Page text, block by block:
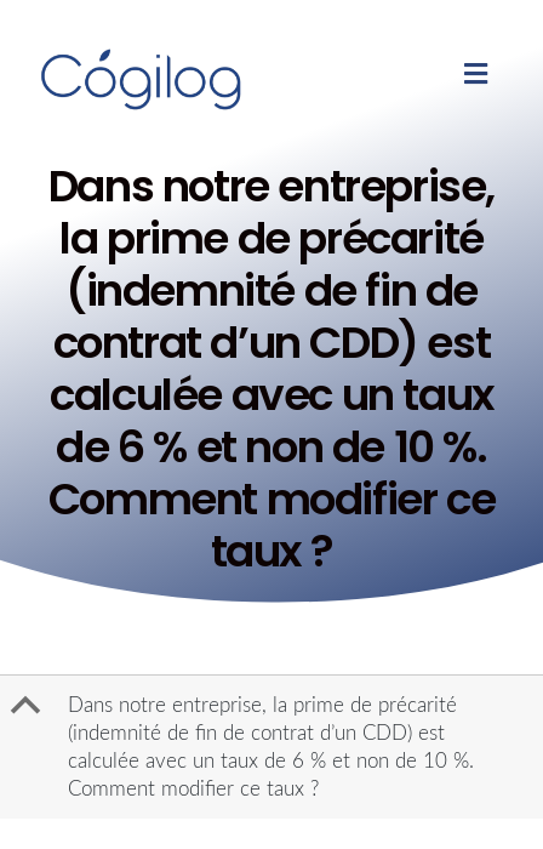
Dans notre entreprise,
la prime de précarité
(indemnité de fin de
contrat d’un CDD) est
calculée avec un taux
de 6 % et non de 10 %.
Comment modifier ce
taux ?
B
Dans notre entreprise, la prime de précarité
(indemnité de fin de contrat d’un CDD) est
calculée avec un taux de 6 % et non de 10 %.
Comment modifier ce taux ?